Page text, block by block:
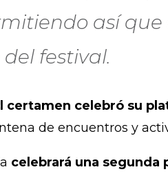
así
festival.
certamen celebró su
de encuentros y
celebrará una segunda